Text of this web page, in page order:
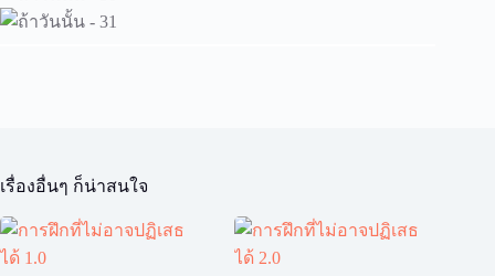
เรื่องอื่นๆ ก็น่าสนใจ